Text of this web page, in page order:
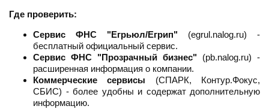
Где проверить:
Сервис ФНС "Егрьюл/Егрип" (egrul.nalog.ru) -
бесплатный официальный сервис.
Сервис ФНС "Прозрачный бизнес" (pb.nalog.ru) -
расширенная информация о компании.
Коммерческие сервисы (СПАРК, Контур.Фокус,
СБИС) - более удобны и содержат дополнительную
информацию.